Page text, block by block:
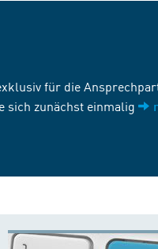
für die
sich zunächst einmalig